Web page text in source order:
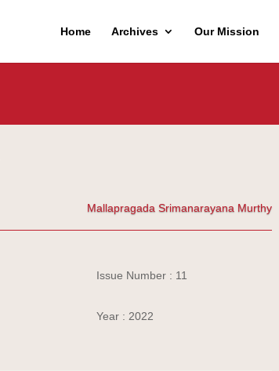
Home Archives Our Mission
Mallapragada Srimanarayana Murthy
Issue Number : 11
Year : 2022